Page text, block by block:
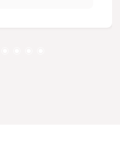
01 semi suíte com